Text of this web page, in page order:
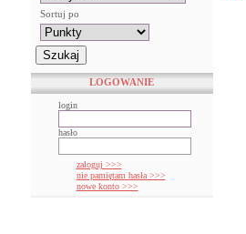
Sortuj po
LOGOWANIE
login
hasło
zaloguj >>>
nie pamiętam hasła >>>
nowe konto >>>